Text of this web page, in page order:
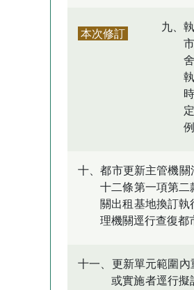
本次修訂
九、
十、都市更新主管機
十二條第一項第
關出租基地換訂
理機關逕行查復都
十一、更新單元範圍
或實施者逕行擬